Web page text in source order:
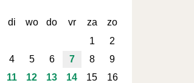
di wo do vr za
zo
1
2
4 5 6 7 8
9
11 12 13 14 15
16